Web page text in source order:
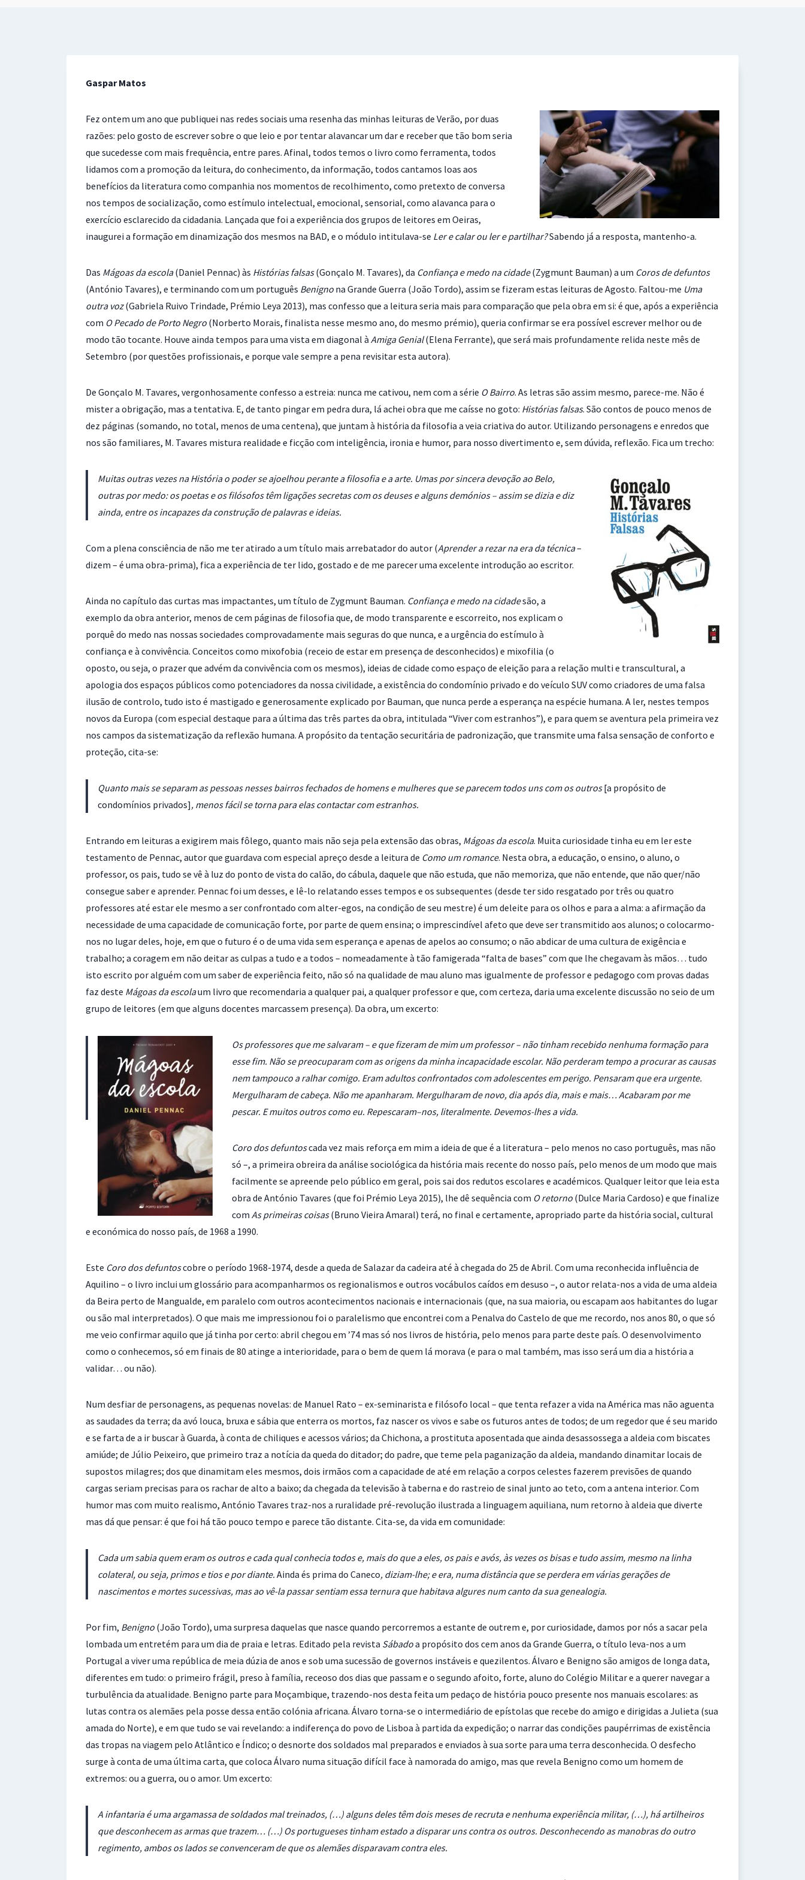
Gaspar Matos
Fez ontem um ano que publiquei nas redes sociais uma resenha das minhas leituras de Verão, por duas
razões: pelo gosto de escrever sobre o que leio e por tentar alavancar um dar e receber que tão bom seria
que sucedesse com mais frequência, entre pares. Afinal, todos temos o livro como ferramenta, todos
lidamos com a promoção da leitura, do conhecimento, da informação, todos cantamos loas aos
benefícios da literatura como companhia nos momentos de recolhimento, como pretexto de conversa
nos tempos de socialização, como estímulo intelectual, emocional, sensorial, como alavanca para o
exercício esclarecido da cidadania. Lançada que foi a experiência dos grupos de leitores em Oeiras,
inaugurei a formação em dinamização dos mesmos na BAD, e o módulo intitulava-se Ler e calar ou ler e partilhar?Sabendo já a resposta, mantenho-a.
Das Mágoas da escola(Daniel Pennac) às Histórias falsas(Gonçalo M. Tavares), da Confiança e medo na cidade(Zygmunt Bauman) a um Coros de defuntos
(António Tavares), e terminando com um português Benigno na Grande Guerra (João Tordo), assim se fizeram estas leituras de Agosto. Faltou-me Uma
outra voz(Gabriela Ruivo Trindade, Prémio Leya 2013), mas confesso que a leitura seria mais para comparação que pela obra em si: é que, após a experiência
com O Pecado de Porto Negro (Norberto Morais, finalista nesse mesmo ano, do mesmo prémio), queria confirmar se era possível escrever melhor ou de
modo tão tocante. Houve ainda tempos para uma vista em diagonal à Amiga Genial(Elena Ferrante), que será mais profundamente relida neste mês de
Setembro (por questões profissionais, e porque vale sempre a pena revisitar esta autora).
De Gonçalo M. Tavares, vergonhosamente confesso a estreia: nunca me cativou, nem com a série O Bairro. As letras são assim mesmo, parece-me. Não é
mister a obrigação, mas a tentativa. E, de tanto pingar em pedra dura, lá achei obra que me caísse no goto: Histórias falsas. São contos de pouco menos de
dez páginas (somando, no total, menos de uma centena), que juntam à história da filosofia a veia criativa do autor. Utilizando personagens e enredos que
nos são familiares, M. Tavares mistura realidade e ficção com inteligência, ironia e humor, para nosso divertimento e, sem dúvida, reflexão. Fica um trecho:
Muitas outras vezes na História o poder se ajoelhou perante a filosofia e a arte. Umas por sincera devoção ao Belo,
outras por medo: os poetas e os filósofos têm ligações secretas com os deuses e alguns demónios – assim se dizia e diz
ainda, entre os incapazes da construção de palavras e ideias.
Com a plena consciência de não me ter atirado a um título mais arrebatador do autor (Aprender a rezar na era da técnica–
dizem – é uma obra-prima), fica a experiência de ter lido, gostado e de me parecer uma excelente introdução ao escritor.
Ainda no capítulo das curtas mas impactantes, um título de Zygmunt Bauman. Confiança e medo na cidadesão, a
exemplo da obra anterior, menos de cem páginas de filosofia que, de modo transparente e escorreito, nos explicam o
porquê do medo nas nossas sociedades comprovadamente mais seguras do que nunca, e a urgência do estímulo à
confiança e à convivência. Conceitos como mixofobia (receio de estar em presença de desconhecidos) e mixofilia (o
oposto, ou seja, o prazer que advém da convivência com os mesmos), ideias de cidade como espaço de eleição para a relação multi e transcultural, a
apologia dos espaços públicos como potenciadores da nossa civilidade, a existência do condomínio privado e do veículo SUV como criadores de uma falsa
ilusão de controlo, tudo isto é mastigado e generosamente explicado por Bauman, que nunca perde a esperança na espécie humana. A ler, nestes tempos
novos da Europa (com especial destaque para a última das três partes da obra, intitulada “Viver com estranhos”), e para quem se aventura pela primeira vez
nos campos da sistematização da reflexão humana. A propósito da tentação securitária de padronização, que transmite uma falsa sensação de conforto e
proteção, cita-se:
Quanto mais se separam as pessoas nesses bairros fechados de homens e mulheres que se parecem todos uns com os outros[a propósito de
condomínios privados], menos fácil se torna para elas contactar com estranhos.
Entrando em leituras a exigirem mais fôlego, quanto mais não seja pela extensão das obras, Mágoas da escola. Muita curiosidade tinha eu em ler este
testamento de Pennac, autor que guardava com especial apreço desde a leitura de Como um romance. Nesta obra, a educação, o ensino, o aluno, o
professor, os pais, tudo se vê à luz do ponto de vista do calão, do cábula, daquele que não estuda, que não memoriza, que não entende, que não quer/não
consegue saber e aprender. Pennac foi um desses, e lê-lo relatando esses tempos e os subsequentes (desde ter sido resgatado por três ou quatro
professores até estar ele mesmo a ser confrontado com alter-egos, na condição de seu mestre) é um deleite para os olhos e para a alma: a afirmação da
necessidade de uma capacidade de comunicação forte, por parte de quem ensina; o imprescindível afeto que deve ser transmitido aos alunos; o colocarmo-
nos no lugar deles, hoje, em que o futuro é o de uma vida sem esperança e apenas de apelos ao consumo; o não abdicar de uma cultura de exigência e
trabalho; a coragem em não deitar as culpas a tudo e a todos – nomeadamente à tão famigerada “falta de bases” com que lhe chegavam às mãos… tudo
isto escrito por alguém com um saber de experiência feito, não só na qualidade de mau aluno mas igualmente de professor e pedagogo com provas dadas
faz deste Mágoas da escolaum livro que recomendaria a qualquer pai, a qualquer professor e que, com certeza, daria uma excelente discussão no seio de um
grupo de leitores (em que alguns docentes marcassem presença). Da obra, um excerto:
Os professores que me salvaram – e que fizeram de mim um professor – não tinham recebido nenhuma formação para
esse fim. Não se preocuparam com as origens da minha incapacidade escolar. Não perderam tempo a procurar as causas
nem tampouco a ralhar comigo. Eram adultos confrontados com adolescentes em perigo. Pensaram que era urgente.
Mergulharam de cabeça. Não me apanharam. Mergulharam de novo, dia após dia, mais e mais… Acabaram por me
pescar. E muitos outros como eu. Repescaram–nos, literalmente. Devemos-lhes a vida.
Coro dos defuntoscada vez mais reforça em mim a ideia de que é a literatura – pelo menos no caso português, mas não
só –, a primeira obreira da análise sociológica da história mais recente do nosso país, pelo menos de um modo que mais
facilmente se apreende pelo público em geral, pois sai dos redutos escolares e académicos. Qualquer leitor que leia esta
obra de António Tavares (que foi Prémio Leya 2015), lhe dê sequência com O retorno (Dulce Maria Cardoso) e que finalize
com As primeiras coisas(Bruno Vieira Amaral) terá, no final e certamente, apropriado parte da história social, cultural
e económica do nosso país, de 1968 a 1990.
Este Coro dos defuntoscobre o período 1968-1974, desde a queda de Salazar da cadeira até à chegada do 25 de Abril. Com uma reconhecida influência de
Aquilino – o livro inclui um glossário para acompanharmos os regionalismos e outros vocábulos caídos em desuso –, o autor relata-nos a vida de uma aldeia
da Beira perto de Mangualde, em paralelo com outros acontecimentos nacionais e internacionais (que, na sua maioria, ou escapam aos habitantes do lugar
ou são mal interpretados). O que mais me impressionou foi o paralelismo que encontrei com a Penalva do Castelo de que me recordo, nos anos 80, o que só
me veio confirmar aquilo que já tinha por certo: abril chegou em ’74 mas só nos livros de história, pelo menos para parte deste país. O desenvolvimento
como o conhecemos, só em finais de 80 atinge a interioridade, para o bem de quem lá morava (e para o mal também, mas isso será um dia a história a
validar… ou não).
Num desfiar de personagens, as pequenas novelas: de Manuel Rato – ex-seminarista e filósofo local – que tenta refazer a vida na América mas não aguenta
as saudades da terra; da avó louca, bruxa e sábia que enterra os mortos, faz nascer os vivos e sabe os futuros antes de todos; de um regedor que é seu marido
e se farta de a ir buscar à Guarda, à conta de chiliques e acessos vários; da Chichona, a prostituta aposentada que ainda desassossega a aldeia com biscates
amiúde; de Júlio Peixeiro, que primeiro traz a notícia da queda do ditador; do padre, que teme pela paganização da aldeia, mandando dinamitar locais de
supostos milagres; dos que dinamitam eles mesmos, dois irmãos com a capacidade de até em relação a corpos celestes fazerem previsões de quando
cargas seriam precisas para os rachar de alto a baixo; da chegada da televisão à taberna e do rastreio de sinal junto ao teto, com a antena interior. Com
humor mas com muito realismo, António Tavares traz-nos a ruralidade pré-revolução ilustrada a linguagem aquiliana, num retorno à aldeia que diverte
mas dá que pensar: é que foi há tão pouco tempo e parece tão distante. Cita-se, da vida em comunidade:
Cada um sabia quem eram os outros e cada qual conhecia todos e, mais do que a eles, os pais e avós, às vezes os bisas e tudo assim, mesmo na linha
colateral, ou seja, primos e tios e por diante. Ainda és prima do Caneco, diziam-lhe; e era, numa distância que se perdera em várias gerações de
nascimentos e mortes sucessivas, mas ao vê-la passar sentiam essa ternura que habitava algures num canto da sua genealogia.
Por fim, Benigno (João Tordo), uma surpresa daquelas que nasce quando percorremos a estante de outrem e, por curiosidade, damos por nós a sacar pela
lombada um entretém para um dia de praia e letras. Editado pela revista Sábadoa propósito dos cem anos da Grande Guerra, o título leva-nos a um
Portugal a viver uma república de meia dúzia de anos e sob uma sucessão de governos instáveis e quezilentos. Álvaro e Benigno são amigos de longa data,
diferentes em tudo: o primeiro frágil, preso à família, receoso dos dias que passam e o segundo afoito, forte, aluno do Colégio Militar e a querer navegar a
turbulência da atualidade. Benigno parte para Moçambique, trazendo-nos desta feita um pedaço de história pouco presente nos manuais escolares: as
lutas contra os alemães pela posse dessa então colónia africana. Álvaro torna-se o intermediário de epístolas que recebe do amigo e dirigidas a Julieta (sua
amada do Norte), e em que tudo se vai revelando: a indiferença do povo de Lisboa à partida da expedição; o narrar das condições paupérrimas de existência
das tropas na viagem pelo Atlântico e Índico; o desnorte dos soldados mal preparados e enviados à sua sorte para uma terra desconhecida. O desfecho
surge à conta de uma última carta, que coloca Álvaro numa situação difícil face à namorada do amigo, mas que revela Benigno como um homem de
extremos: ou a guerra, ou o amor. Um excerto:
A infantaria é uma argamassa de soldados mal treinados, (…) alguns deles têm dois meses de recruta e nenhuma experiência militar, (…), há artilheiros
que desconhecem as armas que trazem… (…) Os portugueses tinham estado a disparar uns contra os outros. Desconhecendo as manobras do outro
regimento, ambos os lados se convenceram de que os alemães disparavam contra eles.